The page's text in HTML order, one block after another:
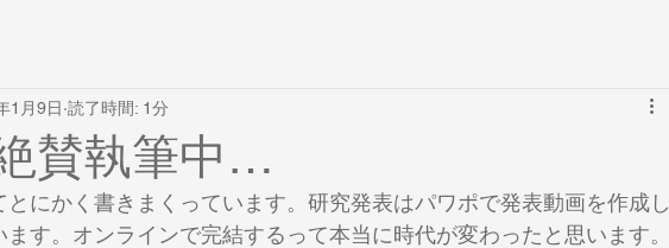
賛執筆中…
1月9日 読了時間: 1分
にかく書きまくっています。研究発表はパワポで発表動画を作成し
す。オンラインで完結するって本当に時代が変わったと思います。